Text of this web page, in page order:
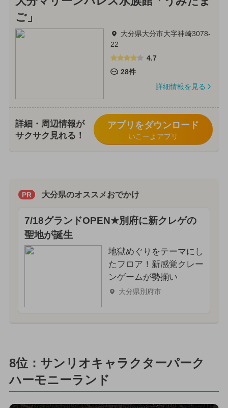
ご」
大分県大分市大字神崎3078-
22
4.7
28件
詳細情報を見る
詳細・周辺情報が
サクサク見れる！
アプリをダウンロード
いこーよアプリ
PR 大分県のオススメおでかけ
7/18グランドOPEN★別府に新クレゲの
聖地が誕生
地獄めぐりをテーマにし
たフロア！新感覚クレー
ンゲームが勢揃い
大分県別府市
8位：サンリオキャラクターパーク
ハーモニーランド